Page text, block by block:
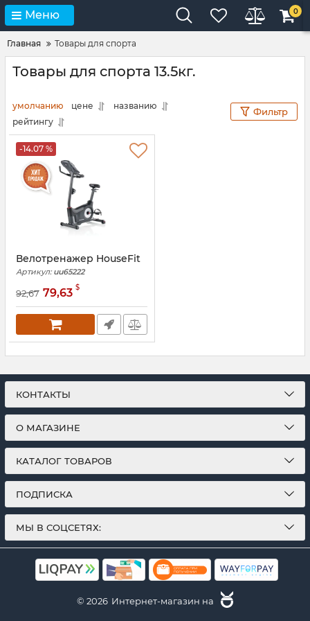
Меню 0
Главная Товары для спорта
Товары для спорта 13.5кг.
умолчанию цене
названию
рейтингу
Фильтр
-14.07 %
Велотренажер HouseFit
Артикул: uu65222
92,67 79,63 $
КОНТАКТЫ
О МАГАЗИНЕ
КАТАЛОГ ТОВАРОВ
ПОДПИСКА
МЫ В СОЦСЕТЯХ:
© 2026 Интернет-магазин на